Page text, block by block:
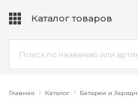
Главная Каталог Батареи и
Каталог товаров
Цепи
Оборудование